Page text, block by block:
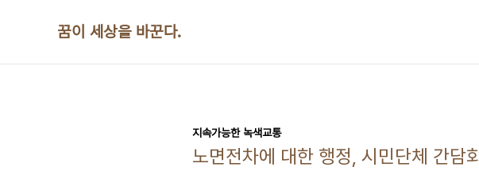
꿈이 세상을 바꾼다.
지속가능한 녹색교통
노면전차에 대한 행정, 시민단체 간담회